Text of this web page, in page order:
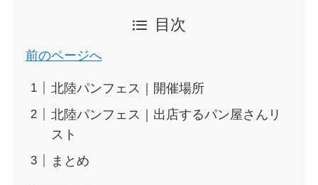
目次
前のページへ
北陸パンフェス｜開催場所
北陸パンフェス｜出店するパン屋さんリ
スト
まとめ